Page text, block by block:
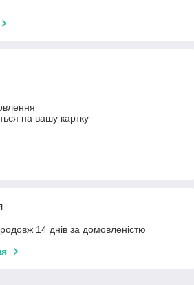
на вашу картку
14 днів за домовленістю